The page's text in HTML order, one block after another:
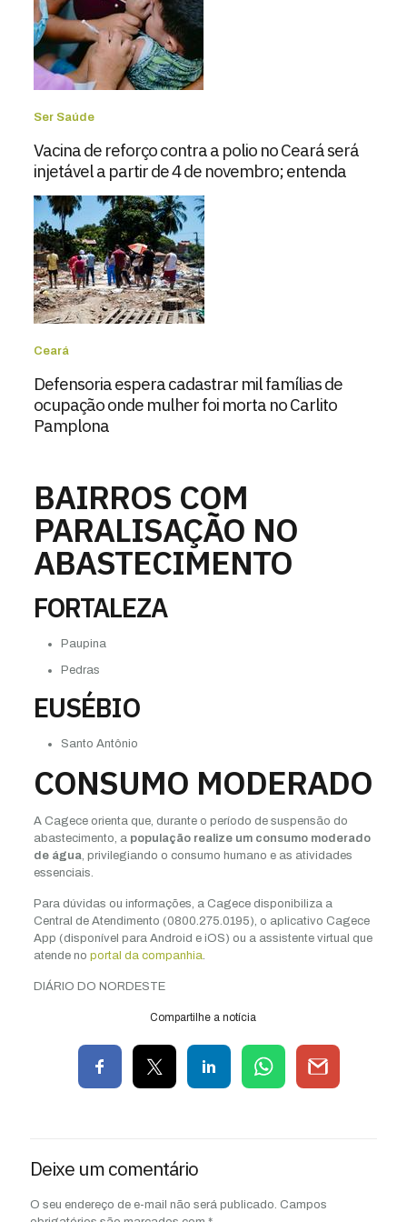
Ser Saúde
Vacina de reforço contra a polio no Ceará será
injetável a partir de 4 de novembro; entenda
Ceará
Defensoria espera cadastrar mil famílias de
ocupação onde mulher foi morta no Carlito
Pamplona
BAIRROS COM
PARALISAÇÃO NO
ABASTECIMENTO
FORTALEZA
Paupina
Pedras
EUSÉBIO
Santo Antônio
CONSUMO MODERADO
A Cagece orienta que, durante o período de suspensão do
abastecimento, apopulação realize um consumo moderado
de água, privilegiando o consumo humano e as atividades
essenciais.
Para dúvidas ou informações, a Cagece disponibiliza a
Central de Atendimento (0800.275.0195), o aplicativo Cagece
App (disponível para Android e iOS) ou a assistente virtual que
atende no portal da companhia.
DIÁRIO DO NORDESTE
Compartilhe a notícia
Deixe um comentário
O seu endereço de e-mail não será publicado. Campos